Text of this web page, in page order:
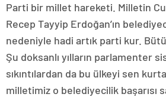
Parti bir millet hareketi. Milletin
Recep Tayyip Erdoğan’ın
nedeniyle hadi artık parti kur.
Şu doksanlı yılların parlamenter
sıkıntılardan da bu ülkeyi sen
milletimiz o belediyecilik başarısı